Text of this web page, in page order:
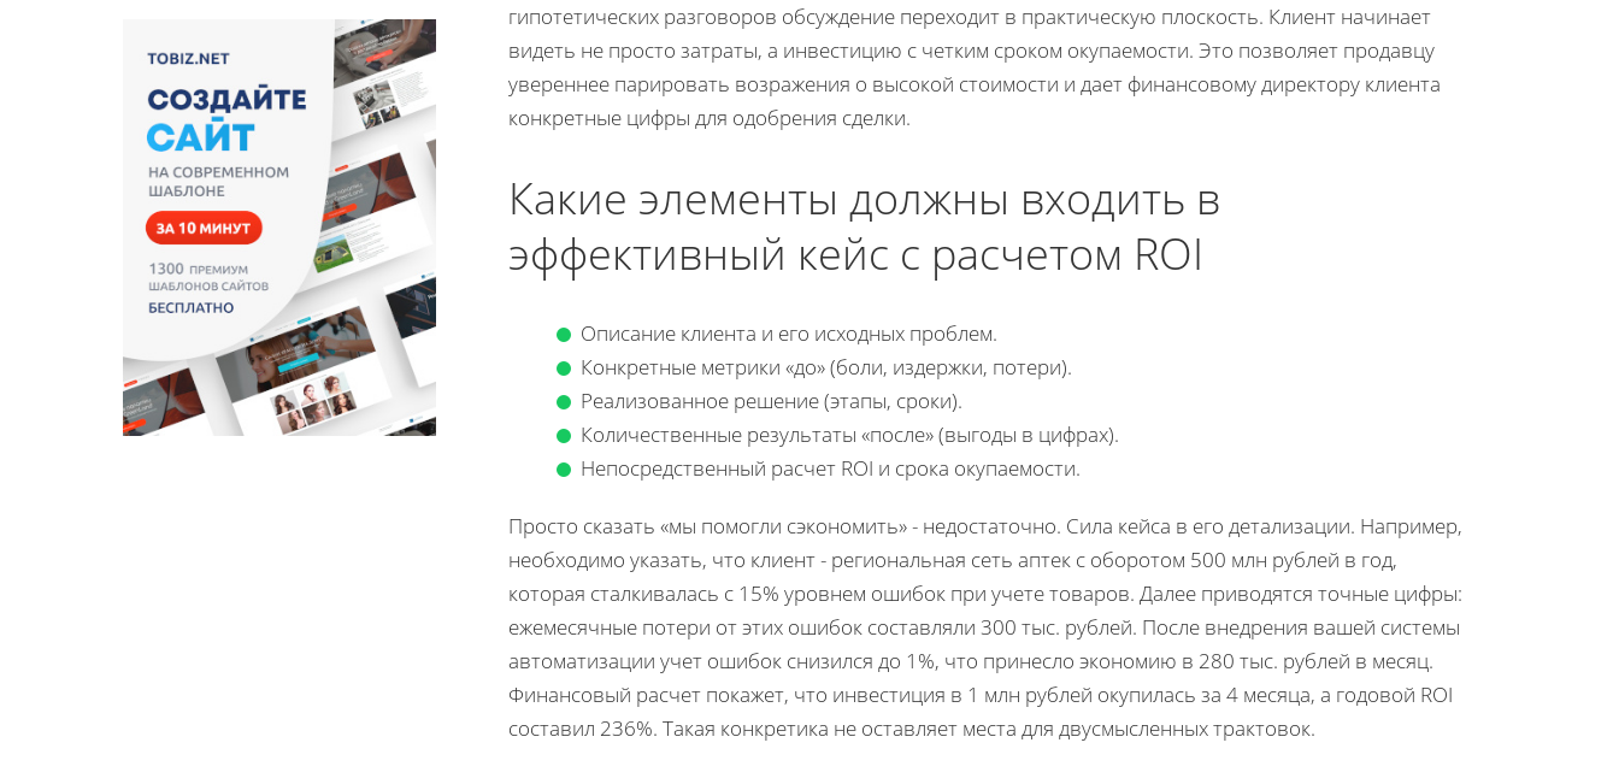
гипотетических разговоров обсуждение переходит в практическую плоскость. Клиент начинает
видеть не просто затраты, а инвестицию с четким сроком окупаемости. Это позволяет продавцу
увереннее парировать возражения о высокой стоимости и дает финансовому директору клиента
конкретные цифры для одобрения сделки.
Какие элементы должны входить в
эффективный кейс с расчетом ROI
Описание клиента и его исходных проблем.
Конкретные метрики «до» (боли, издержки, потери).
Реализованное решение (этапы, сроки).
Количественные результаты «после» (выгоды в цифрах).
Непосредственный расчет ROI и срока окупаемости.
Просто сказать «мы помогли сэкономить» - недостаточно. Сила кейса в его детализации. Например,
необходимо указать, что клиент - региональная сеть аптек с оборотом 500 млн рублей в год,
которая сталкивалась с 15% уровнем ошибок при учете товаров. Далее приводятся точные цифры:
ежемесячные потери от этих ошибок составляли 300 тыс. рублей. После внедрения вашей системы
автоматизации учет ошибок снизился до 1%, что принесло экономию в 280 тыс. рублей в месяц.
Финансовый расчет покажет, что инвестиция в 1 млн рублей окупилась за 4 месяца, а годовой ROI
составил 236%. Такая конкретика не оставляет места для двусмысленных трактовок.